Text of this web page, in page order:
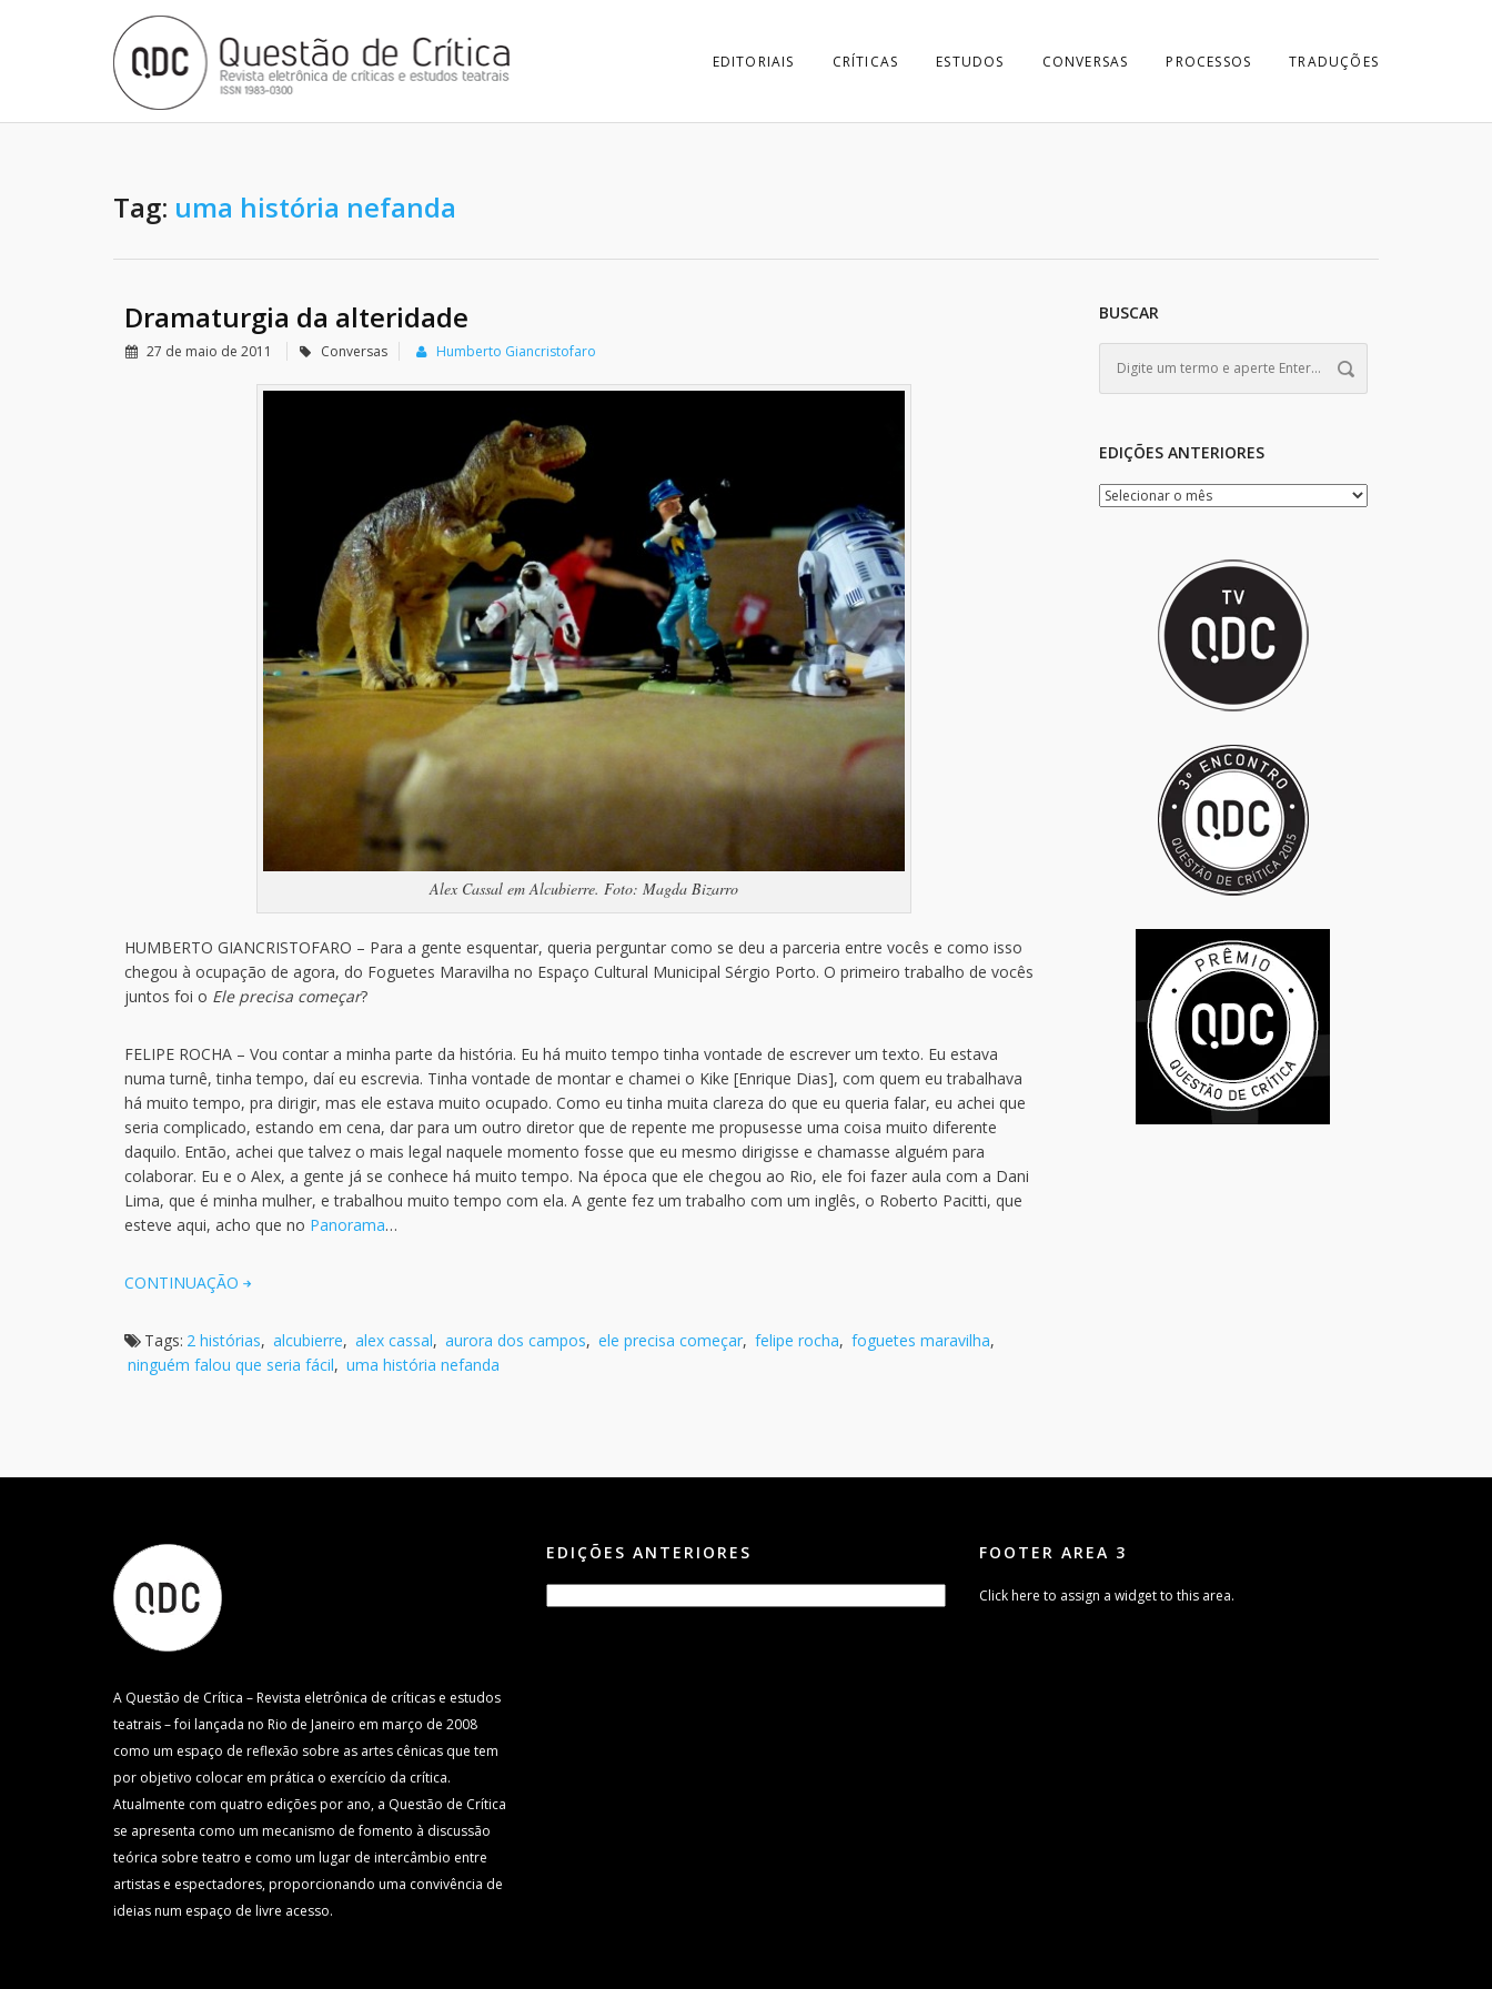
EDITORIAIS CRÍTICAS ESTUDOS CONVERSAS PROCESSOS TRADUÇÕES
Tag: uma história nefanda
Dramaturgia da alteridade
27 de maio de 2011 Conversas Humberto Giancristofaro
Alex Cassal em Alcubierre. Foto: Magda Bizarro
HUMBERTO GIANCRISTOFARO – Para a gente esquentar, queria perguntar como se deu a parceria entre vocês e como isso
chegou à ocupação de agora, do Foguetes Maravilha no Espaço Cultural Municipal Sérgio Porto. O primeiro trabalho de vocês
juntos foi o Ele precisa começar?
FELIPE ROCHA – Vou contar a minha parte da história. Eu há muito tempo tinha vontade de escrever um texto. Eu estava
numa turnê, tinha tempo, daí eu escrevia. Tinha vontade de montar e chamei o Kike [Enrique Dias], com quem eu trabalhava
há muito tempo, pra dirigir, mas ele estava muito ocupado. Como eu tinha muita clareza do que eu queria falar, eu achei que
seria complicado, estando em cena, dar para um outro diretor que de repente me propusesse uma coisa muito diferente
daquilo. Então, achei que talvez o mais legal naquele momento fosse que eu mesmo dirigisse e chamasse alguém para
colaborar. Eu e o Alex, a gente já se conhece há muito tempo. Na época que ele chegou ao Rio, ele foi fazer aula com a Dani
Lima, que é minha mulher, e trabalhou muito tempo com ela. A gente fez um trabalho com um inglês, o Roberto Pacitti, que
esteve aqui, acho que no Panorama…
CONTINUAÇÃO
Tags: 2 histórias, alcubierre, alex cassal, aurora dos campos, ele precisa começar, felipe rocha, foguetes maravilha,
ninguém falou que seria fácil, uma história nefanda
BUSCAR
EDIÇÕES ANTERIORES
A Questão de Crítica – Revista eletrônica de críticas e estudos
teatrais – foi lançada no Rio de Janeiro em março de 2008
como um espaço de reflexão sobre as artes cênicas que tem
por objetivo colocar em prática o exercício da crítica.
Atualmente com quatro edições por ano, a Questão de Crítica
se apresenta como um mecanismo de fomento à discussão
teórica sobre teatro e como um lugar de intercâmbio entre
artistas e espectadores, proporcionando uma convivência de
ideias num espaço de livre acesso.
EDIÇÕES ANTERIORES FOOTER AREA 3
Click here to assign a widget to this area.